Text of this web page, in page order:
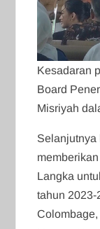
Kesadaran
Board
Misriyah
Selanjutnya
Langka
tahun 2023-